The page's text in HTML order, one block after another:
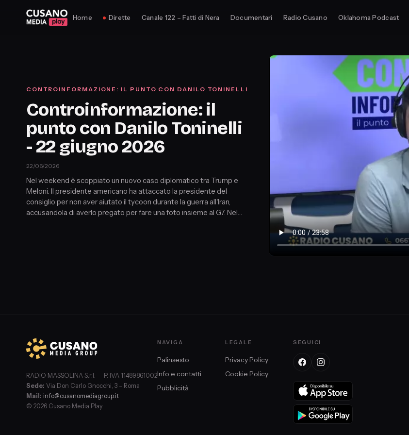
Home Dirette Canale 122 – Fatti di Nera Documentari Radio Cusano Oklahoma Podcast
CONTROINFORMAZIONE: IL PUNTO CON DANILO TONINELLI
Controinformazione: il
punto con Danilo Toninelli
- 22 giugno 2026
22/06/2026
Nel weekend è scoppiato un nuovo caso diplomatico tra Trump e
Meloni. Il presidente americano ha attaccato la presidente del
consiglio per non aver aiutato il tycoon durante la guerra all'Iran,
accusandola di averlo pregato per fare una foto insieme al G7. Nel
RADIO MASSOLINA S.r.l. — P. IVA 11489861002
Sede: Via Don Carlo Gnocchi, 3 – Roma
Mail: info@cusanomediagroup.it
© 2026 Cusano Media Play
NAVIGA
Palinsesto
Info e contatti
Pubblicità
LEGALE
Privacy Policy
Cookie Policy
SEGUICI